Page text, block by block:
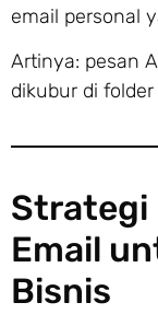
email personal
Artinya: pesan
dikubur di folder
Strategi
Email
Bisnis